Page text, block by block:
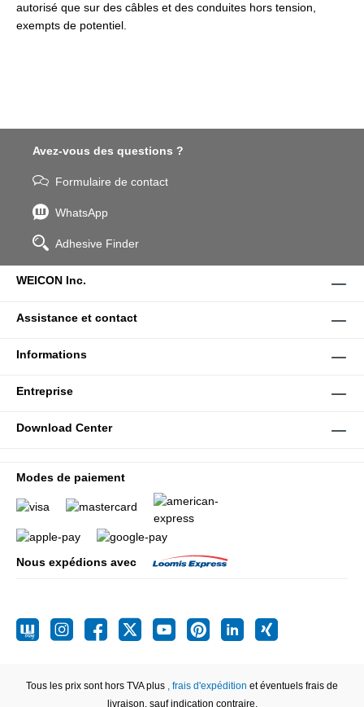
autorisé que sur des câbles et des conduites hors tension,
exempts de potentiel.
Avez-vous des questions ?
Formulaire de contact
WhatsApp
Adhesive Finder
WEICON Inc.
Assistance et contact
Informations
Entreprise
Download Center
Modes de paiement
Nous expédions avec
Tous les prix sont hors TVA plus , frais d'expédition et éventuels frais de
livraison, sauf indication contraire.